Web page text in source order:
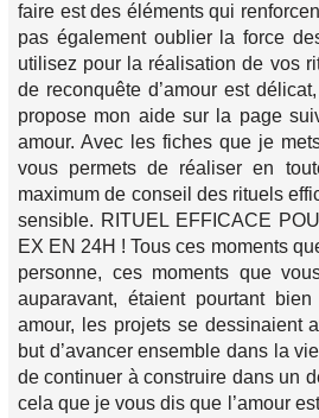
faire est des éléments qui
pas également oublier la force
utilisez pour la réalisation de vos
de reconquête d’amour est
propose mon aide sur la page
amour. Avec les fiches que je
vous permets de réaliser en
maximum de conseil des rituels
sensible. RITUEL EFFICACE
EX EN 24H ! Tous ces moments
personne, ces moments que
auparavant, étaient pourtant
amour, les projets se dessinaient
but d’avancer ensemble dans la
de continuer à construire dans un
cela que je vous dis que l’amour